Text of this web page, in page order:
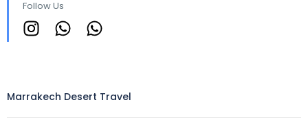
Follow Us
Marrakech Desert Travel